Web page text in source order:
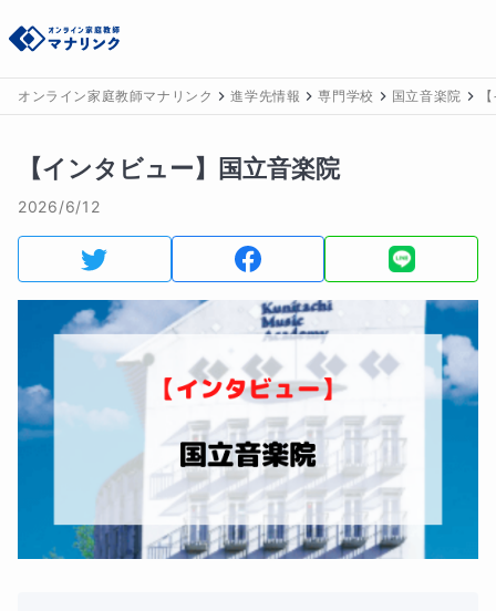
オンライン家庭教師マナリンク 進学先情報 専門学校 国立音楽院
【インタビュー】国立音楽院
2026/6/12